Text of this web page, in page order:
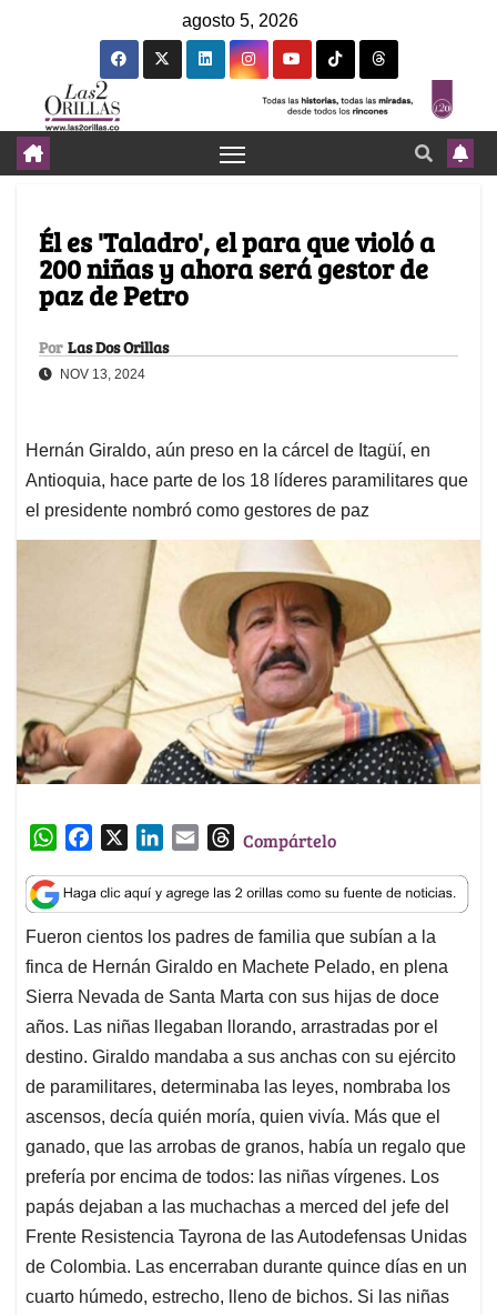
agosto 5, 2026
Él es 'Taladro', el para que violó a
200 niñas y ahora será gestor de
paz de Petro
Por Las Dos Orillas
NOV 13, 2024
Hernán Giraldo, aún preso en la cárcel de Itagüí, en
Antioquia, hace parte de los 18 líderes paramilitares que
el presidente nombró como gestores de paz
W
a
t
s
A
p
p
c
e
b
o
o
k
n
k
e
d
I
n
a
i
l
T
r
e
a
d
s
Compártelo
Fueron cientos los padres de familia que subían a la
finca de Hernán Giraldo en Machete Pelado, en plena
Sierra Nevada de Santa Marta con sus hijas de doce
años. Las niñas llegaban llorando, arrastradas por el
destino. Giraldo mandaba a sus anchas con su ejército
de paramilitares, determinaba las leyes, nombraba los
ascensos, decía quién moría, quien vivía. Más que el
ganado, que las arrobas de granos, había un regalo que
prefería por encima de todos: las niñas vírgenes. Los
papás dejaban a las muchachas a merced del jefe del
Frente Resistencia Tayrona de las Autodefensas Unidas
de Colombia. Las encerraban durante quince días en un
cuarto húmedo, estrecho, lleno de bichos. Si las niñas